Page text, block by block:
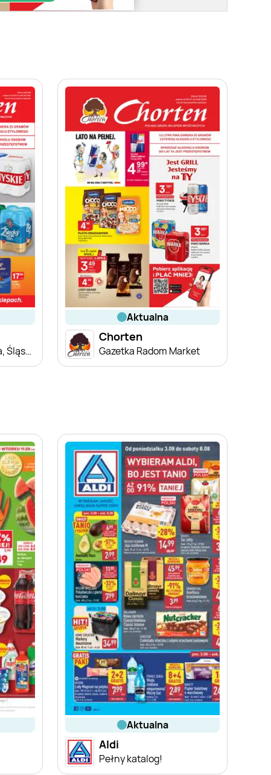
Gazetka Małopolska, Śląsk, Podkarpacie, Opolskie Market
aktualna
Chorten
Gazetka Radom Market
aktualna
Aldi
Pełny katalog!